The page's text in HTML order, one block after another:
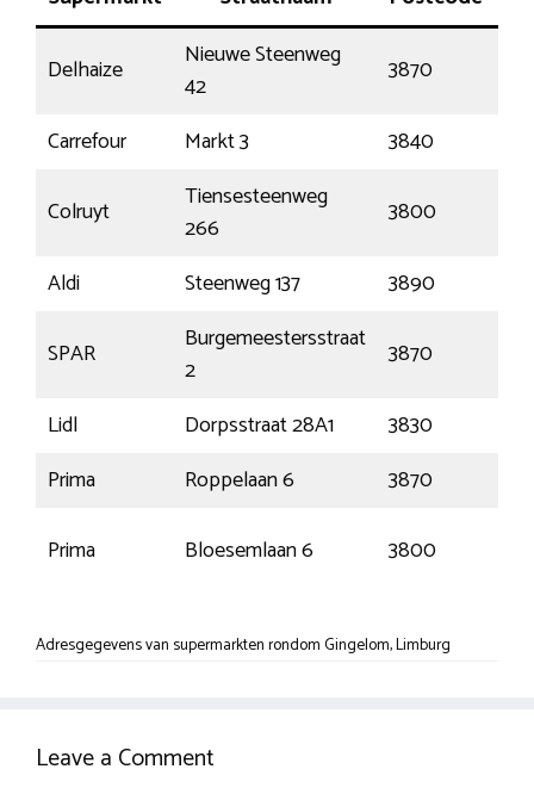
Delhaize
Nieuwe Steenweg
42
3870
Carrefour
Markt 3 3840
Colruyt
Tiensesteenweg
266
3800
Aldi
Steenweg 137 3890
SPAR
Burgemeestersstraat
2
3870
Lidl
Dorpsstraat 28A1 3830
Prima
Roppelaan 6 3870
Prima
Bloesemlaan 6 3800
Adresgegevens van supermarkten rondom Gingelom, Limburg
Leave a Comment